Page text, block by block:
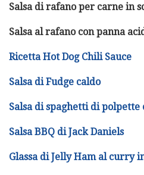
Salsa di rafano per carne in
Salsa al rafano con panna
Ricetta Hot Dog Chili Sauce
Salsa di Fudge caldo
Salsa di spaghetti di polpette
Salsa BBQ di Jack Daniels
Glassa di Jelly Ham al curry